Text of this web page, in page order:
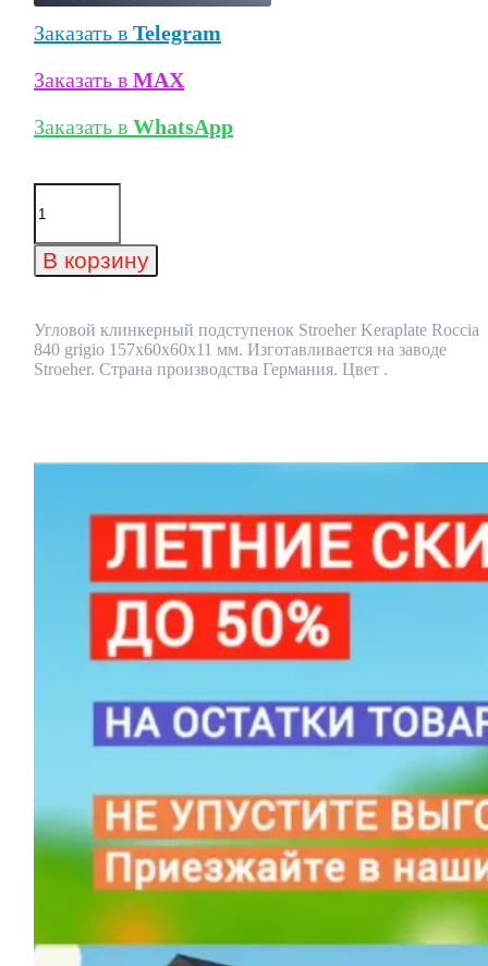
Заказать в Telegram
Заказать в MAX
Заказать в WhatsApp
Количество
товара
клинкерный
подступенок
Roccia
840
grigio
В корзину
Угловой клинкерный подступенок Stroeher Keraplate Roccia
840 grigio 157х60х60х11 мм. Изготавливается на заводе
Stroeher. Страна производства Германия. Цвет .